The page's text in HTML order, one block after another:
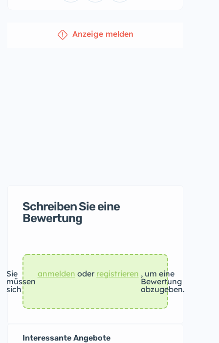
Anzeige melden
Schreiben Sie eine
Bewertung
Sie
müssen
sich
anmelden oder registrieren , um eine
Bewertung
abzugeben.
Interessante Angebote